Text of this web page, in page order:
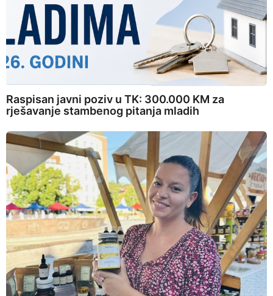
Raspisan javni poziv u TK: 300.000 KM za
rješavanje stambenog pitanja mladih